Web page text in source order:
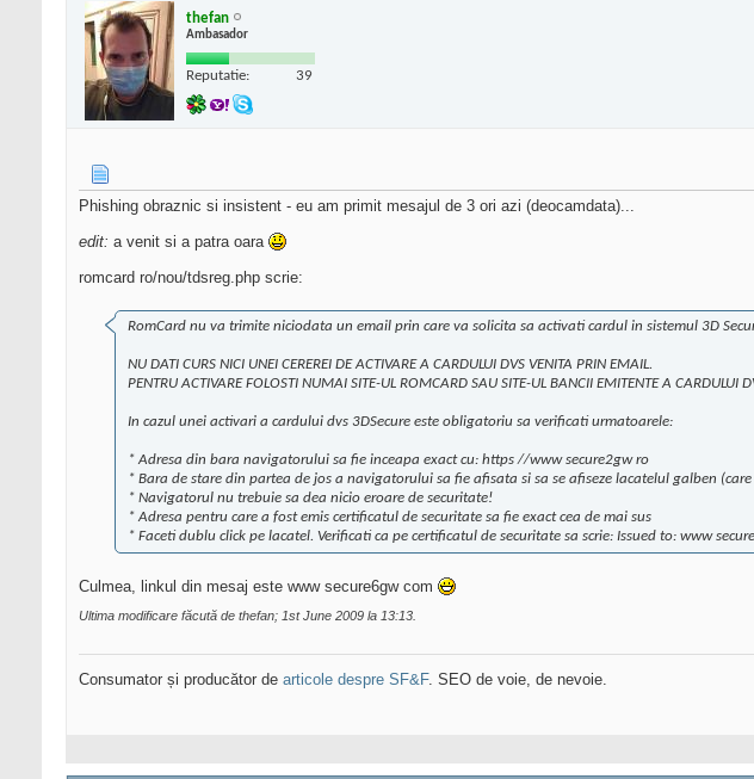
thefan
Ambasador
Reputatie: 39
Phishing obraznic si insistent - eu am primit mesajul de 3 ori azi (deocamdata)...
edit: a venit si a patra oara
romcard ro/nou/tdsreg.php scrie:
RomCard nu va trimite niciodata un email prin care va solicita sa activati cardul in sistemul 3D
NU DATI CURS NICI UNEI CEREREI DE ACTIVARE A CARDULUI DVS VENITA PRIN EMAIL.
PENTRU ACTIVARE FOLOSTI NUMAI SITE-UL ROMCARD SAU SITE-UL BANCII EMITENTE A CARDULUI
In cazul unei activari a cardului dvs 3DSecure este obligatoriu sa verificati urmatoarele:
* Adresa din bara navigatorului sa fie inceapa exact cu: https //www secure2gw ro
* Bara de stare din partea de jos a navigatorului sa fie afisata si sa se afiseze lacatelul galben
* Navigatorul nu trebuie sa dea nicio eroare de securitate!
* Adresa pentru care a fost emis certificatul de securitate sa fie exact cea de mai sus
* Faceti dublu click pe lacatel. Verificati ca pe certificatul de securitate sa scrie: Issued to: www
Culmea, linkul din mesaj este www secure6gw com
Ultima modificare făcută de thefan; 1st June 2009 la 13:13
Consumator și producător de articole despre SF&F. SEO de voie, de nevoie.